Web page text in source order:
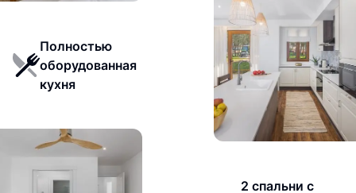
Полностью
оборудованная
кухня
2 спальни с